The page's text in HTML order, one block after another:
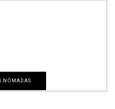
NÓMADAS